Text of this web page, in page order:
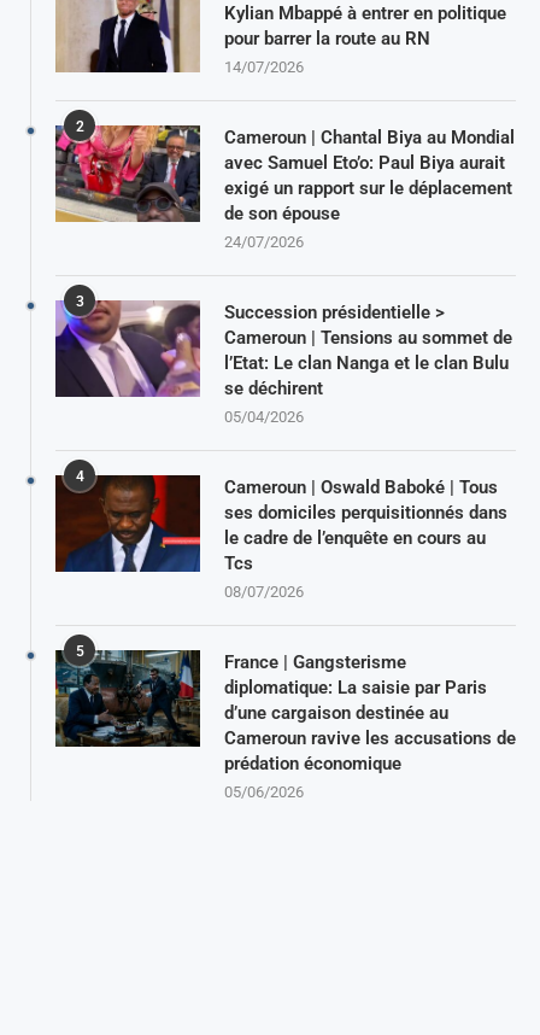
Kylian Mbappé à entrer en politique
pour barrer la route au RN
14/07/2026
2
Cameroun | Chantal Biya au Mondial
avec Samuel Eto’o: Paul Biya aurait
exigé un rapport sur le déplacement
de son épouse
24/07/2026
3
Succession présidentielle >
Cameroun | Tensions au sommet de
l’Etat: Le clan Nanga et le clan Bulu
se déchirent
05/04/2026
4
Cameroun | Oswald Baboké | Tous
ses domiciles perquisitionnés dans
le cadre de l’enquête en cours au
Tcs
08/07/2026
5
France | Gangsterisme
diplomatique: La saisie par Paris
d’une cargaison destinée au
Cameroun ravive les accusations de
prédation économique
05/06/2026